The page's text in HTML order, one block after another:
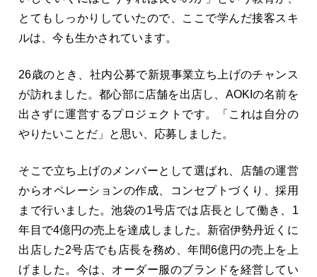
とてもしっかりしていたので、ここで学んだ接客スキ
ルは、今も生かされています。
26歳のとき、社内公募で新規事業立ち上げのチャンス
が訪れました。都心部に店舗を出店し、AOKIの名前を
出さずに運営するプロジェクトです。「これは自分の
やりたいことだ」と思い、応募しました。
そこで立ち上げのメンバーとして選ばれ、店舗の運営
からオペレーションの作成、コンセプトづくり、採用
まで行いました。池袋の1号店では店長として働き、1
年目で4億円の売上を達成しました。新宿伊勢丹近くに
出店した2号店でも店長を務め、年間6億円の売上を上
げました。今は、オーダー服のブランドを経営してい